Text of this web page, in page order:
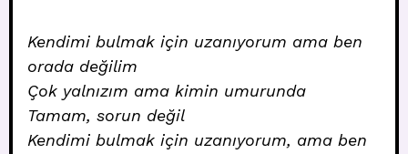
Kendimi bulmak için uzanıyorum ama ben
orada değilim
Çok yalnızım ama kimin umurunda
Tamam, sorun değil
Kendimi bulmak için uzanıyorum, ama ben